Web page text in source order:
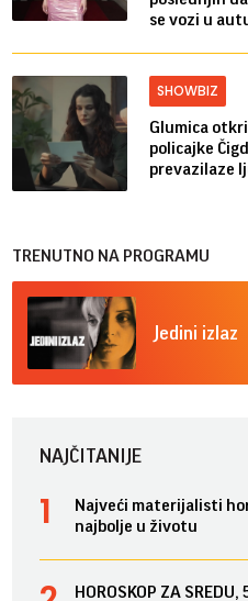
se vozi u
SHOWBIZ
Glumica
policajke
prevazilaze
TRENUTNO NA PROGRAMU
Jedini izlaz
NAJČITANIJE
Najveći materijalisti
najbolje u životu
HOROSKOP ZA